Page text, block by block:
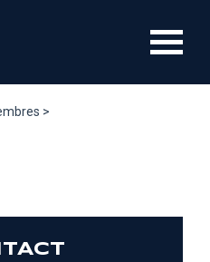
>